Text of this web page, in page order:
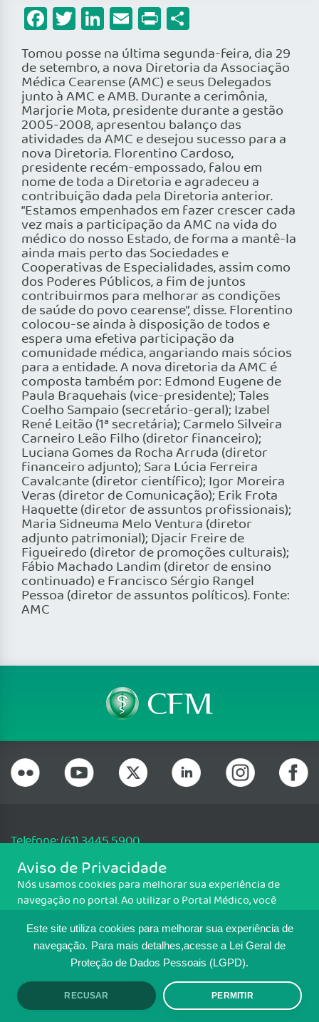
Este site utiliza cookies para melhorar sua experiência de
navegação. Para mais detalhes,acesse a Lei Geral de
Proteção de Dados Pessoais (LGPD).
RECUSAR PERMITIR
Facebook
Twitter
LinkedIn
Email
Print
Tomou posse na última segunda-feira, dia 29
de setembro, a nova Diretoria da Associação
Médica Cearense (AMC) e seus Delegados
junto à AMC e AMB. Durante a cerimônia,
Marjorie Mota, presidente durante a gestão
2005-2008, apresentou balanço das
atividades da AMC e desejou sucesso para a
nova Diretoria. Florentino Cardoso,
presidente recém-empossado, falou em
nome de toda a Diretoria e agradeceu a
contribuição dada pela Diretoria anterior.
“Estamos empenhados em fazer crescer cada
vez mais a participação da AMC na vida do
médico do nosso Estado, de forma a mantê-la
ainda mais perto das Sociedades e
Cooperativas de Especialidades, assim como
dos Poderes Públicos, a fim de juntos
contribuirmos para melhorar as condições
de saúde do povo cearense”, disse. Florentino
colocou-se ainda à disposição de todos e
espera uma efetiva participação da
comunidade médica, angariando mais sócios
para a entidade. A nova diretoria da AMC é
composta também por: Edmond Eugene de
Paula Braquehais (vice-presidente); Tales
Coelho Sampaio (secretário-geral); Izabel
René Leitão (1ª secretária); Carmelo Silveira
Carneiro Leão Filho (diretor financeiro);
Luciana Gomes da Rocha Arruda (diretor
financeiro adjunto); Sara Lúcia Ferreira
Cavalcante (diretor científico); Igor Moreira
Veras (diretor de Comunicação); Erik Frota
Haquette (diretor de assuntos profissionais);
Maria Sidneuma Melo Ventura (diretor
adjunto patrimonial); Djacir Freire de
Figueiredo (diretor de promoções culturais);
Fábio Machado Landim (diretor de ensino
continuado) e Francisco Sérgio Rangel
Pessoa (diretor de assuntos políticos). Fonte:
AMC
Telefone: (61) 3445 5900
Email: cfm@portalmedico.org.br
SGAS 616, Conjunto D, Lote 115, L2 Sul, Brasília/DF - CEP: 70200-760 -
CNPJ: 33.583.550/0001-30
MAPA DO SITE
TRANSPARÊNCIA E PRESTAÇÃO DE
CONTAS
Aviso de Privacidade
Nós usamos cookies para melhorar sua experiência de
navegação no portal. Ao utilizar o Portal Médico, você
Para ter mais informações sobre como isso é feito, acesse
Política de cookies. Se você concorda, clique em ACEITO.
ACEITO